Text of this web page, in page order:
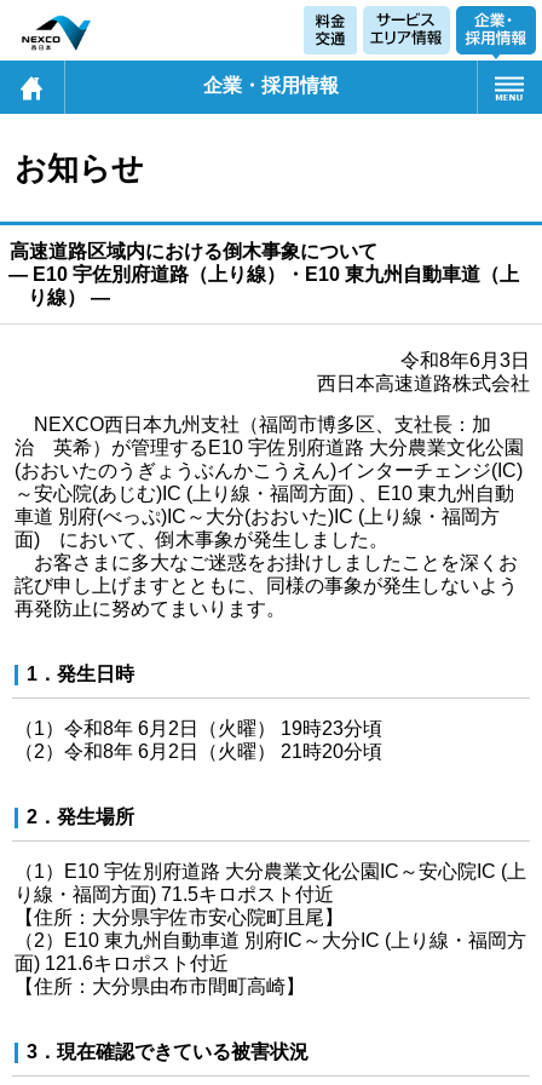
企業・採用情報
お知らせ
高速道路区域内における倒木事象について
― E10 宇佐別府道路（上り線）・E10 東九州自動車道（上
り線） ―
令和8年6月3日
西日本高速道路株式会社
NEXCO西日本九州支社（福岡市博多区、支社長：加
治 英希）が管理するE10 宇佐別府道路 大分農業文化公園
(おおいたのうぎょうぶんかこうえん)インターチェンジ(IC)
～安心院(あじむ)IC (上り線・福岡方面) 、E10 東九州自動
車道 別府(べっぷ)IC～大分(おおいた)IC (上り線・福岡方
面) において、倒木事象が発生しました。
お客さまに多大なご迷惑をお掛けしましたことを深くお
詫び申し上げますとともに、同様の事象が発生しないよう
再発防止に努めてまいります。
1．発生日時
（1）令和8年 6月2日（火曜） 19時23分頃
（2）令和8年 6月2日（火曜） 21時20分頃
2．発生場所
（1）E10 宇佐別府道路 大分農業文化公園IC～安心院IC (上
り線・福岡方面) 71.5キロポスト付近
【住所：大分県宇佐市安心院町且尾】
（2）E10 東九州自動車道 別府IC～大分IC (上り線・福岡方
面) 121.6キロポスト付近
【住所：大分県由布市間町高崎】
3．現在確認できている被害状況